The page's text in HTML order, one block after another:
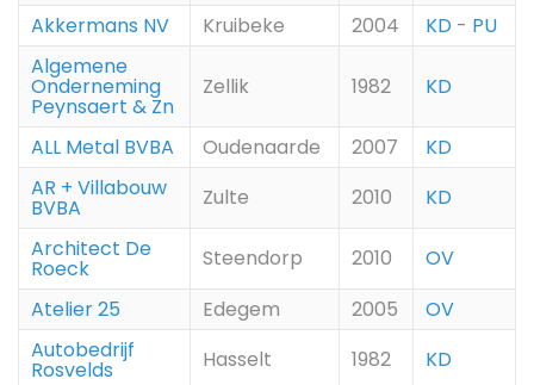
Akkermans NV Kruibeke 2004 KD - PU
Algemene
Onderneming
Peynsaert & Zn
Zellik 1982 KD
ALL Metal BVBA Oudenaarde 2007
KD
AR + Villabouw
BVBA Zulte 2010
KD
Architect De
Roeck Steendorp 2010
OV
Atelier 25
Edegem 2005
OV
Autobedrijf
Rosvelds Hasselt 1982
KD